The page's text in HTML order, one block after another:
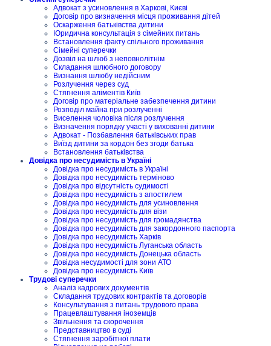
Адвокат з усиновлення в Харкові, Києві
Договір про визначення місця проживання дітей
Оскарження батьківства дитини
Юридична консультація з сімейних питань
Встановлення факту спільного проживання
Сімейні суперечки
Дозвіл на шлюб з неповнолітнім
Складання шлюбного договору
Визнання шлюбу недійсним
Розлучення через суд
Стягнення аліментів Київ
Договір про матеріальне забезпечення дитини
Розподіл майна при розлученні
Виселення чоловіка після розлучення
Визначення порядку участі у вихованні дитини
Адвокат - Позбавлення батьківських прав
Виїзд дитини за кордон без згоди батька
Встановлення батьківства
Довідка про несудимість в Україні
Довідка про несудимість в Україні
Довідка про несудимість терміново
Довідка про відсутність судимості
Довідка про несудимість з апостилем
Довідка про несудимість для усиновлення
Довідка про несудимість для візи
Довідка про несудимість для громадянства
Довідка про несудимість для закордонного паспорта
Довідка про несудимість Харків
Довідка про несудимість Луганська область
Довідка про несудимість Донецька область
Довідка несудимості для зони АТО
Довідка про несудимість Київ
Трудові суперечки
Аналіз кадрових документів
Складання трудових контрактів та договорів
Консультування з питань трудового права
Працевлаштування іноземців
Звільнення та скорочення
Представництво в суді
Стягнення заробітної плати